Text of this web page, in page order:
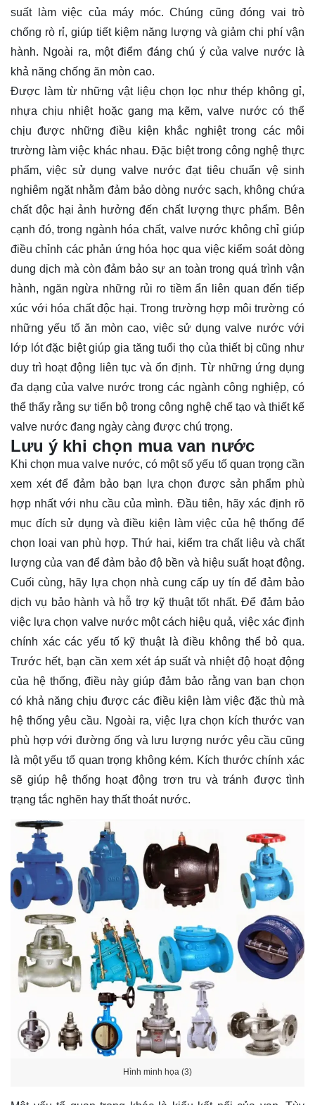
suất làm việc của máy móc. Chúng cũng đóng vai trò
chống rò rỉ, giúp tiết kiệm năng lượng và giảm chi phí vận
hành. Ngoài ra, một điểm đáng chú ý của valve nước là
khả năng chống ăn mòn cao.
Được làm từ những vật liệu chọn lọc như thép không gỉ,
nhựa chịu nhiệt hoặc gang mạ kẽm, valve nước có thể
chịu được những điều kiện khắc nghiệt trong các môi
trường làm việc khác nhau. Đặc biệt trong công nghệ thực
phẩm, việc sử dụng valve nước đạt tiêu chuẩn vệ sinh
nghiêm ngặt nhằm đảm bảo dòng nước sạch, không chứa
chất độc hại ảnh hưởng đến chất lượng thực phẩm. Bên
cạnh đó, trong ngành hóa chất, valve nước không chỉ giúp
điều chỉnh các phản ứng hóa học qua việc kiểm soát dòng
dung dịch mà còn đảm bảo sự an toàn trong quá trình vận
hành, ngăn ngừa những rủi ro tiềm ẩn liên quan đến tiếp
xúc với hóa chất độc hại. Trong trường hợp môi trường có
những yếu tố ăn mòn cao, việc sử dụng valve nước với
lớp lót đặc biệt giúp gia tăng tuổi thọ của thiết bị cũng như
duy trì hoạt động liên tục và ổn định. Từ những ứng dụng
đa dạng của valve nước trong các ngành công nghiệp, có
thể thấy rằng sự tiến bộ trong công nghệ chế tạo và thiết kế
valve nước đang ngày càng được chú trọng.
Lưu ý khi chọn mua van nước
Khi chọn mua valve nước, có một số yếu tố quan trọng cần
xem xét để đảm bảo bạn lựa chọn được sản phẩm phù
hợp nhất với nhu cầu của mình. Đầu tiên, hãy xác định rõ
mục đích sử dụng và điều kiện làm việc của hệ thống để
chọn loại van phù hợp. Thứ hai, kiểm tra chất liệu và chất
lượng của van để đảm bảo độ bền và hiệu suất hoạt động.
Cuối cùng, hãy lựa chọn nhà cung cấp uy tín để đảm bảo
dịch vụ bảo hành và hỗ trợ kỹ thuật tốt nhất. Để đảm bảo
việc lựa chọn valve nước một cách hiệu quả, việc xác định
chính xác các yếu tố kỹ thuật là điều không thể bỏ qua.
Trước hết, bạn cần xem xét áp suất và nhiệt độ hoạt động
của hệ thống, điều này giúp đảm bảo rằng van bạn chọn
có khả năng chịu được các điều kiện làm việc đặc thù mà
hệ thống yêu cầu. Ngoài ra, việc lựa chọn kích thước van
phù hợp với đường ống và lưu lượng nước yêu cầu cũng
là một yếu tố quan trọng không kém. Kích thước chính xác
sẽ giúp hệ thống hoạt động trơn tru và tránh được tình
trạng tắc nghẽn hay thất thoát nước.
Hình minh họa (3)